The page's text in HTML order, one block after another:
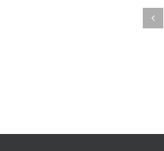
Bureaux de direction sur